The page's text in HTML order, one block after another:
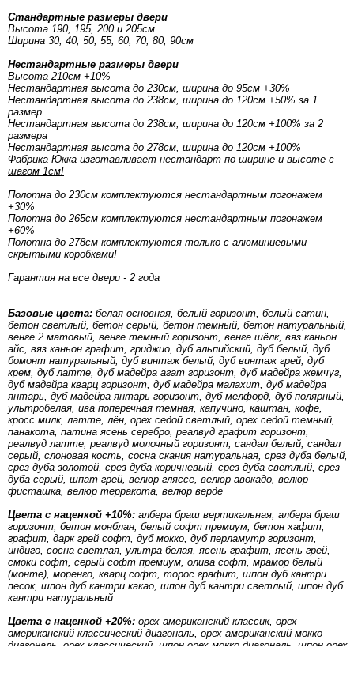
Стандартные размеры двери
Высота 190, 195, 200 и 205см
Ширина 30, 40, 50, 55, 60, 70, 80, 90см
Нестандартные размеры двери
Высота 210см +10%
Нестандартная высота до 230см, ширина до 95см +30%
Нестандартная высота до 238см, ширина до 120см +50% за 1
размер
Нестандартная высота до 238см, ширина до 120см +100% за 2
размера
Нестандартная высота до 278см, ширина до 120см +100%
Фабрика Юкка изготавливает нестандарт по ширине и высоте с
шагом 1см!
Полотна до 230см комплектуются нестандартным погонажем
+30%
Полотна до 265см комплектуются нестандартным погонажем
+60%
Полотна до 278см комплектуются только с алюминиевыми
скрытыми коробками!
Гарантия на все двери - 2 года
Базовые цвета: белая основная, белый горизонт, белый сатин,
бетон светлый, бетон серый, бетон темный, бетон натуральный,
венге 2 матовый, венге темный горизонт, венге шёлк, вяз каньон
айс, вяз каньон графит, гриджио, дуб альпийский, дуб белый, дуб
бомонт натуральный, дуб винтаж белый, дуб винтаж грей, дуб
крем, дуб латте, дуб мадейра агат горизонт, дуб мадейра жемчуг,
дуб мадейра кварц горизонт, дуб мадейра малахит, дуб мадейра
янтарь, дуб мадейра янтарь горизонт, дуб мелфорд, дуб полярный,
ультробелая, ива поперечная темная, капучино, каштан, кофе,
кросс милк, латте, лён, орех седой светлый, орех седой темный,
панакота, патина ясень серебро, реалвуд графит горизонт,
реалвуд латте, реалвуд молочный горизонт, сандал белый, сандал
серый, слоновая кость, сосна скания натуральная, срез дуба белый,
срез дуба золотой, срез дуба коричневый, срез дуба светлый, срез
дуба серый, шпат грей, велюр гляссе, велюр авокадо, велюр
фисташка, велюр терракота, велюр верде
Цвета с наценкой +10%: албера браш вертикальная, албера браш
горизонт, бетон монблан, белый софт премиум, бетон хафит,
графит, дарк грей софт, дуб мокко, дуб перламутр горизонт,
индиго, сосна светлая, ультра белая, ясень графит, ясень грей,
смоки софт, серый софт премиум, олива софт, мрамор белый
(монте), моренго, кварц софт, торос графит, шпон дуб кантри
песок, шпон дуб кантри какао, шпон дуб кантри светлый, шпон дуб
кантри натуральный
Цвета с наценкой +20%: орех американский классик, орех
американский классический диагональ, орех американский мокко
диагональ, орех классический, шпон орех мокко диагональ, шпон орех